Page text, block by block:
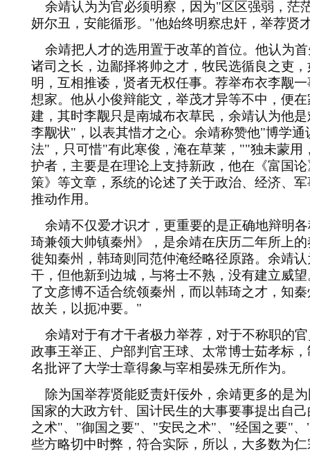
余靖认为为官必须明察，因为" 区区强弱，茫
妍尔丑，安能循形。 "他始终明察忠奸，举荐贤
余靖把人才的选用置于改革的首位。他认为
诸司之长，边鄙择将帅之才，牧民选循良之吏
明，互相推诿，贤者无权任事。荐举布衣李觏
想家。他从小俊辩能文，举茂才异等不中，便
建，其时李觏只是南城布衣草民，余靖认为他
李觏状" ，以表其惜才之心。余靖称赞他"博学通
法" ，只可惜"有此寒俊，淹在草莱， ""独未蒙用
护者，主要是在理论上支持新政，他在《富国
策》等文章，系统的论述了关于政治、经济、
推动作用。
余靖不仅爱才识才，更重要的是正确地辩明
琦兼领大帅镇秦州》，是余靖在庆历二年所上
徙知秦州，韩琦则同范仲淹经略径原路。余靖
干，但他新到边城，与将士不熟，没有建立威
了文彦博不适合统领秦州，而以韩琦之才，知
故关，以扼冲要。 "
余靖对于有才干者极力举荐，对于不称职的
政事王举正、户部判官王球、太常博士茹孝标
名批评了大学士章得象与宰相晏殊无所作为。
除为国举荐贤能贬责奸佞外，余靖更多的是
国家的大政方针、国计民生的大事要事提出自
之术"、 "御国之要"、 "安民之术"、 "经国之要"、
些方略切中时弊，符合实际，所以，大多数为